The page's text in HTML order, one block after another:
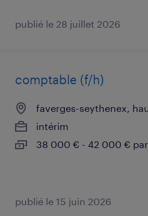
publié le 28 juillet 2026
comptable (f/h)
faverges-seythenex,
intérim
38 000 € - 42 000 €
publié le 15 juin 2026